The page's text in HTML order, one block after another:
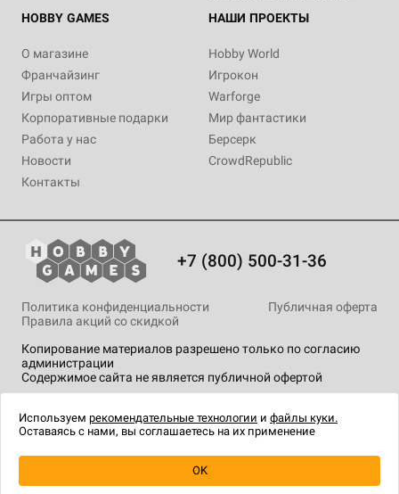
HOBBY GAMES
О магазине
Франчайзинг
Игры оптом
Корпоративные подарки
Работа у нас
Новости
Контакты
НАШИ ПРОЕКТЫ
Hobby World
Игрокон
Warforge
Мир фантастики
Берсерк
CrowdRepublic
+7 (800) 500-31-36
Копирование материалов разрешено только по согласию
администрации
Содержимое сайта не является публичной офертой
Политика конфиденциальности
Публичная оферта
Правила акций со скидкой
технологии.
Используем рекомендательные технологии и файлы куки.
Оставаясь с нами, вы соглашаетесь на их применение
OK